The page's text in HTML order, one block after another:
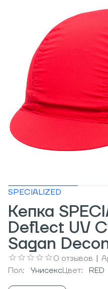
SPECIALIZED
Кепка
Deflect UV
Sagan
0 отзывов |
Пол:
УнисексЦвет: RED